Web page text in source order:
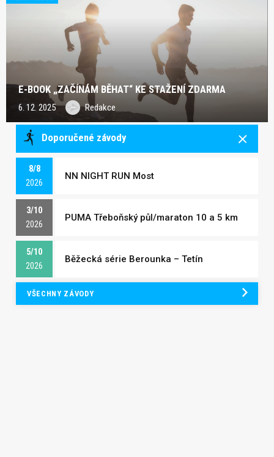
E-BOOK „ZAČÍNÁM BĚHAT“ KE STAŽENÍ ZDARMA
6. 12. 2025 Redakce
Doporučené závody
8/8
2026
NN NIGHT RUN Most
3/10
2026
PUMA Třeboňský půl/maraton 10 a 5 km
5/10
2026
Běžecká série Berounka – Tetín
VŠECHNY ZÁVODY